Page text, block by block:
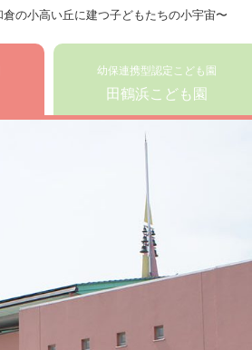
の小高い丘に建つ子どもたちの小宇宙〜
幼保連携型認定こども園
田鶴浜こども園